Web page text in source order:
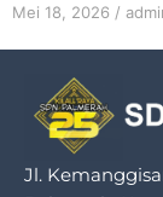
Mei 18, 2026 /
Jl.